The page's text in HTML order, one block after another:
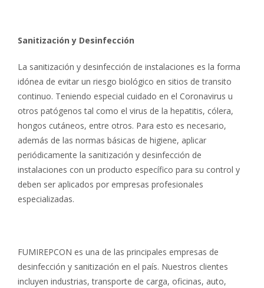
Sanitización y Desinfección
La sanitización y desinfección de instalaciones es la forma
idónea de evitar un riesgo biológico en sitios de transito
continuo. Teniendo especial cuidado en el Coronavirus u
otros patógenos tal como el virus de la hepatitis, cólera,
hongos cutáneos, entre otros. Para esto es necesario,
además de las normas básicas de higiene, aplicar
periódicamente la sanitización y desinfección de
instalaciones con un producto específico para su control y
deben ser aplicados por empresas profesionales
especializadas.
FUMIREPCON es una de las principales empresas de
desinfección y sanitización en el país. Nuestros clientes
incluyen industrias, transporte de carga, oficinas, auto,